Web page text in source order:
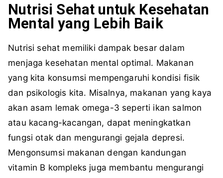
Nutrisi Sehat untuk Kesehatan
Mental yang Lebih Baik
Nutrisi sehat memiliki dampak besar dalam
menjaga kesehatan mental optimal. Makanan
yang kita konsumsi mempengaruhi kondisi fisik
dan psikologis kita. Misalnya, makanan yang kaya
akan asam lemak omega-3 seperti ikan salmon
atau kacang-kacangan, dapat meningkatkan
fungsi otak dan mengurangi gejala depresi.
Mengonsumsi makanan dengan kandungan
vitamin B kompleks juga membantu mengurangi